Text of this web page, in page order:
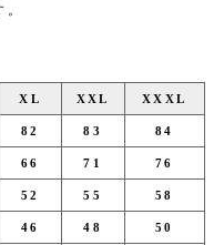
XL XXL XXXL
82 83 84
66 71 76
52 55 58
46 48 50